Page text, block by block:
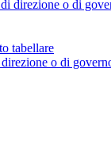
direzione o di
tabellare
o di